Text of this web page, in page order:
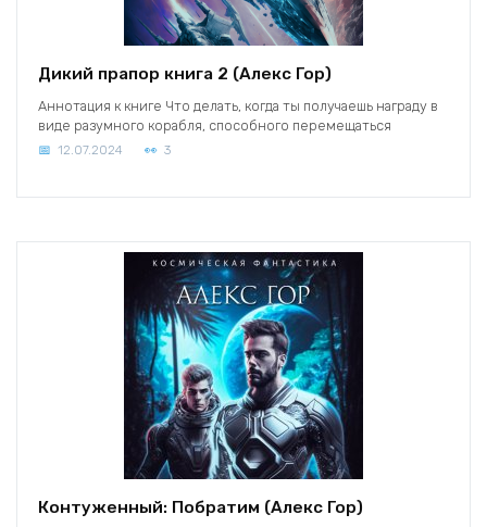
Дикий прапор книга 2 (Алекс Гор)
Аннотация к книге Что делать, когда ты получаешь награду в
виде разумного корабля, способного перемещаться
12.07.2024 3
Контуженный: Побратим (Алекс Гор)